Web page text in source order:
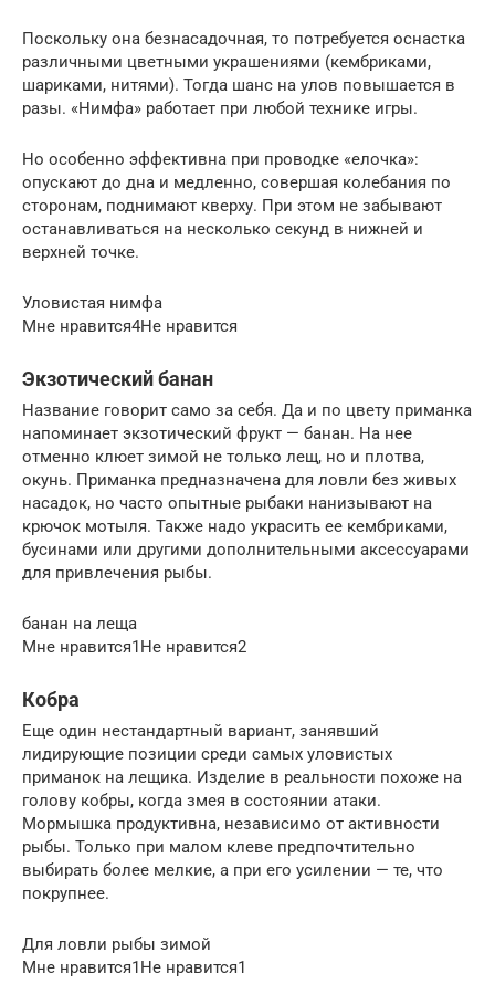
Поскольку она безнасадочная, то потребуется оснастка
различными цветными украшениями (кембриками,
шариками, нитями). Тогда шанс на улов повышается в
разы. «Нимфа» работает при любой технике игры.
Но особенно эффективна при проводке «елочка»:
опускают до дна и медленно, совершая колебания по
сторонам, поднимают кверху. При этом не забывают
останавливаться на несколько секунд в нижней и
верхней точке.
Уловистая нимфа
Мне нравится4Не нравится
Экзотический банан
Название говорит само за себя. Да и по цвету приманка
напоминает экзотический фрукт — банан. На нее
отменно клюет зимой не только лещ, но и плотва,
окунь. Приманка предназначена для ловли без живых
насадок, но часто опытные рыбаки нанизывают на
крючок мотыля. Также надо украсить ее кембриками,
бусинами или другими дополнительными аксессуарами
для привлечения рыбы.
банан на леща
Мне нравится1Не нравится2
Кобра
Еще один нестандартный вариант, занявший
лидирующие позиции среди самых уловистых
приманок на лещика. Изделие в реальности похоже на
голову кобры, когда змея в состоянии атаки.
Мормышка продуктивна, независимо от активности
рыбы. Только при малом клеве предпочтительно
выбирать более мелкие, а при его усилении — те, что
покрупнее.
Для ловли рыбы зимой
Мне нравится1Не нравится1